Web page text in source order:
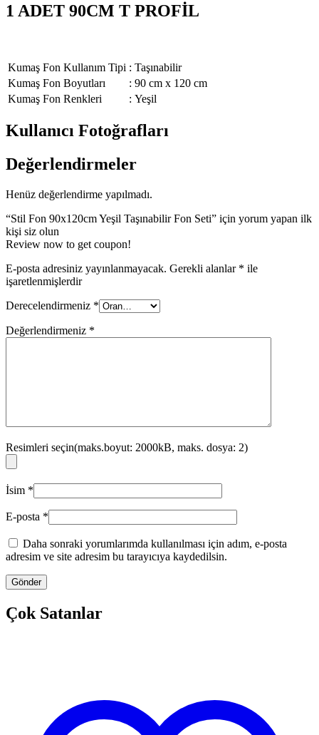
1 ADET 90CM T PROFİL
Kumaş Fon Kullanım Tipi : Taşınabilir
Kumaş Fon Boyutları
: 90 cm x 120 cm
Kumaş Fon Renkleri
: Yeşil
Kullanıcı Fotoğrafları
Değerlendirmeler
Henüz değerlendirme yapılmadı.
“Stil Fon 90x120cm Yeşil Taşınabilir Fon Seti” için yorum yapan ilk
kişi siz olun
Review now to get coupon!
E-posta adresiniz yayınlanmayacak. Gerekli alanlar * ile
işaretlenmişlerdir
Derecelendirmeniz *
Değerlendirmeniz *
Resimleri seçin(maks.boyut: 2000kB, maks. dosya: 2)
İsim *
E-posta *
Daha sonraki yorumlarımda kullanılması için adım, e-posta
adresim ve site adresim bu tarayıcıya kaydedilsin.
Çok Satanlar